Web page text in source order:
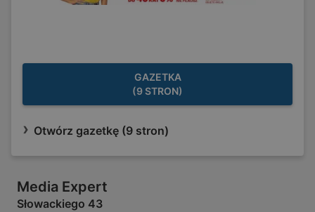
GAZETKA
(9 STRON)
Otwórz gazetkę (9 stron)
Media Expert
Słowackiego 43